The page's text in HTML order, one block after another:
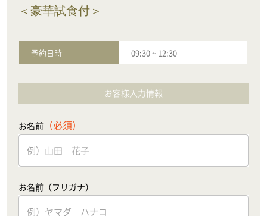
＜豪華試食付＞
予約日時 09:30~ 12:30
お客様入力情報
お名前 （必須）
お名前（フリガナ）